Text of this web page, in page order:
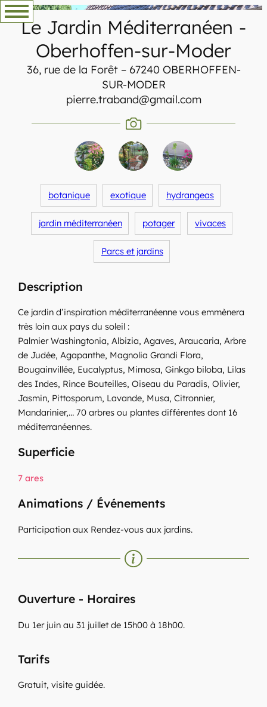
Aller
au Le Jardin Méditerranéen -
Oberhoffen-sur-Moder
36, rue de la Forêt – 67240 OBERHOFFEN-
SUR-MODER
pierre.traband@gmail.com
botanique exotique hydrangeas
jardin méditerranéen potager vivaces
Parcs et jardins
Description
Ce jardin d’inspiration méditerranéenne vous emmènera
très loin aux pays du soleil :
Palmier Washingtonia, Albizia, Agaves, Araucaria, Arbre
de Judée, Agapanthe, Magnolia Grandi Flora,
Bougainvillée, Eucalyptus, Mimosa, Ginkgo biloba, Lilas
des Indes, Rince Bouteilles, Oiseau du Paradis, Olivier,
Jasmin, Pittosporum, Lavande, Musa, Citronnier,
Mandarinier,… 70 arbres ou plantes différentes dont 16
méditerranéennes.
Superficie
7 ares
Animations / Événements
Participation aux Rendez-vous aux jardins.
Ouverture - Horaires
Du 1er juin au 31 juillet de 15h00 à 18h00.
Tarifs
Gratuit, visite guidée.